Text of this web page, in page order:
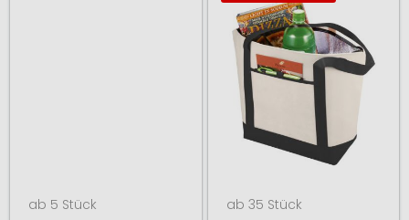
ab 5 Stück ab 35 Stück